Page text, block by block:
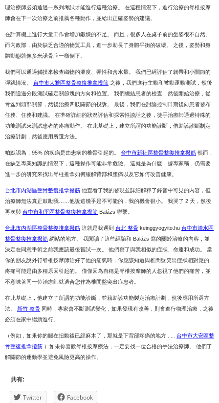
理治療師必須通過一系列考試才能進行這種治療。 在這種情況下，進行治療的脊椎按摩
師會在下一次治療之前推薦各種動作，並給出正確姿勢的建議。
在計算機上進行大量工作會增加鍛煉的不足。 而且，很多人在桌子前的坐姿很不自然。
而內政部，由於缺乏合適的物質工具，進一步助長了身體平衡的破壞。 之後，姿勢和身
體動態就像多米諾骨牌一樣倒下。
我們可以通過觸摸來檢查織物的溫度、彈性和含水量。 我們已經評估了韌帶和小關節的
彈跳情況。 台中市大雅區整骨整復推拿撥筋 之後，我們進行主動和被動運動測試，然後
我們通過分段測試確定關節塊的方向和位置。 我們總結患者的檢查，然後開始治療，從
骨盆到頭部關節，然後治療四肢關節的投訴。 最後，我們在討論控制日期後向患者發布
任務、任務和建議。 在準確詳細的狀況評估和探索性談話之後，徒手治療師通過特殊的
功能測試來測試患者的疼痛動作。 在此基礎上，建立所謂的功能診斷，借助該診斷制定
治療計劃，然後應用所選方法。
帕默認為，95% 的疾病是由患病的椎骨引起的。 台中市新社區整骨整復推拿撥筋 然而，
在缺乏專業知識的情況下，這種操作可能非常危險。 這就是為什麼，據專家稱，仍需要
進一步的研究來找出脊柱推拿如何緩解背部和腰痛以及它如何改善健康。
台北市內湖區整骨整復推拿撥筋 他查看了我的發現並詳細解釋了錄音中可見的內容，但
治療師無法真正鼓勵我……他說這幾乎是不可能的，我的機會很小。 我哭了 2 天，然後
再次與 台中市和平區整骨整復推拿撥筋 Balázs 聯繫。
台北市內湖區整骨整復推拿撥筋 這就是我遇到 台北 整骨 keinggyogyito.hu 台中市清水區
整骨整復推拿撥筋 網站的地方。 我閱讀了這些經驗和 Balázs 寫的關於治療的內容，並
決定在同意手術之前我應該最後嘗試一次。 他們寫了與我相似的症狀、命運和成功。 當
你的朋友說外行脊椎按摩師治好了他的疝氣時，你應該知道與椎間盤突出症狀相對應的
疼痛可能是由多種原因引起的。 僅僅因為自稱是脊椎按摩師的人忽視了他們的痛苦，並
不意味著同一位治療師就適合您作為椎間盤突出症患者。
在此基礎上，他建立了所謂的功能診斷，並藉助該功能製定治療計劃，然後應用所選方
法。 新竹 整骨 同時，專家會不斷測試變化，如果發現有改善，則會進行物理治療，之後
必須在家中繼續進行。
（例如，如果你的腿在扭動後已經麻木了，那就是下背部疼痛的地方...... 台中市大安區整
骨整復推拿撥筋 ）如果你喜歡脊椎按摩療法，一定要找一位合格的手法治療師。 他們了
解關節的運動學並避免風險更高的操作。
共有:
Twitter Facebook